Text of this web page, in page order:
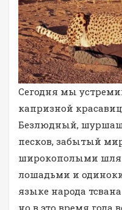
Сегодня мы
капризной
Безлюдный,
песков, забытый
широкополыми
лошадьми и
языке народа